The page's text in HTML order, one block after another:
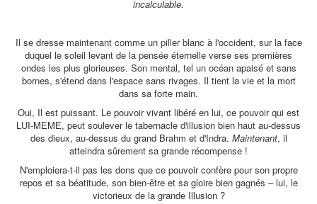
incalculable.
Il se dresse maintenant comme un piller blanc à l'occident, sur la face
duquel le soleil levant de la pensée éternelle verse ses premières
ondes les plus glorieuses. Son mental, tel un océan apaisé et sans
bornes, s'étend dans l'espace sans rivages. Il tient la vie et la mort
dans sa forte main.
Oui, Il est puissant. Le pouvoir vivant libéré en lui, ce pouvoir qui est
LUI-MEME, peut soulever le tabernacle d'illusion bien haut au-dessus
des dieux, au-dessus du grand Brahm et d'Indra. Maintenant, il
atteindra sûrement sa grande récompense !
N'emploiera-t-il pas les dons que ce pouvoir confère pour son propre
repos et sa béatitude, son bien-être et sa gloire bien gagnés – lui, le
victorieux de la grande Illusion ?